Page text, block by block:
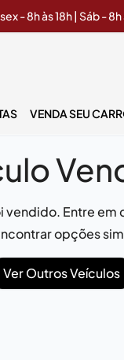
- 8h às 18h | Sáb - 8h
VENDA SEU
vendido. Entre
opções
Ver Outros Veículos